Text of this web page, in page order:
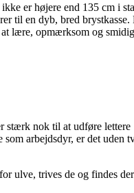
er højere end 135 cm i
til en dyb, bred brystkasse.
lære, opmærksom og
stærk nok til at udføre lettere
arbejdsdyr, er det uden
ulve, trives de og findes